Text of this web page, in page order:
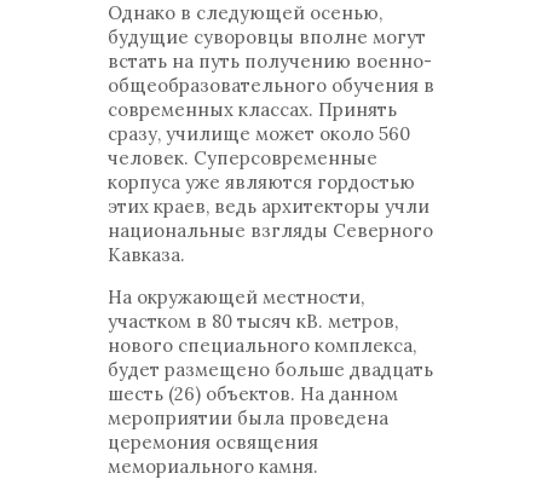
Однако в следующей осенью,
будущие суворовцы вполне могут
встать на путь получению военно-
общеобразовательного обучения в
современных классах. Принять
сразу, училище может около 560
человек. Суперсовременные
корпуса уже являются гордостью
этих краев, ведь архитекторы учли
национальные взгляды Северного
Кавказа.
На окружающей местности,
участком в 80 тысяч кВ. метров,
нового специального комплекса,
будет размещено больше двадцать
шесть (26) объектов. На данном
мероприятии была проведена
церемония освящения
мемориального камня.